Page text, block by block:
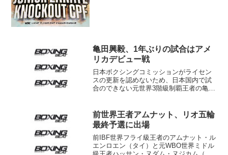
亀田興毅、1年ぶりの試合はアメ
リカデビュー戦
日本ボクシングコミッションがライセン
スの更新を認めないため、日本国内で試
合のできない元世界3階級制覇王者の亀田
立つことが決まった。亀田プロモーショ
ンが23日発表...
前世界王者アムナット、リオ五輪
最終予選に出場
前IBF世界フライ級王者のアムナット・ル
エンロエン（タイ）と元WBO世界ミドル